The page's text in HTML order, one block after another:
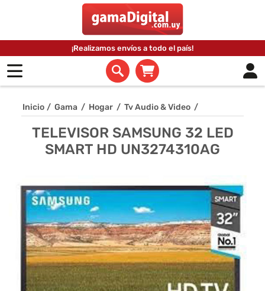
¡Realizamos envíos a todo el país!
Inicio / Gama / Hogar / Tv Audio & Video /
TELEVISOR SAMSUNG 32 LED
SMART HD UN3274310AG